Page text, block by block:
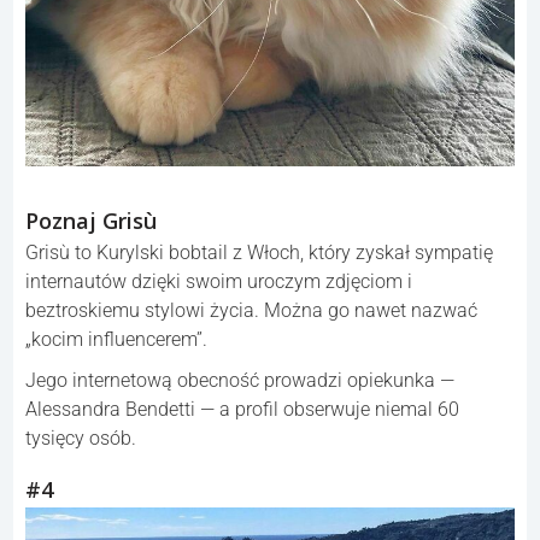
Poznaj Grisù
Grisù to Kurylski bobtail z Włoch, który zyskał sympatię
internautów dzięki swoim uroczym zdjęciom i
beztroskiemu stylowi życia. Można go nawet nazwać
„kocim influencerem”.
Jego internetową obecność prowadzi opiekunka —
Alessandra Bendetti — a profil obserwuje niemal 60
tysięcy osób.
#4